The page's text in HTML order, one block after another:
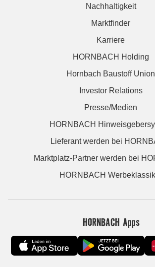
Nachhaltigkeit
Marktfinder
Karriere
HORNBACH Holding
Hornbach Baustoff Union
Investor Relations
Presse/Medien
HORNBACH
Lieferant werden bei
Marktplatz-Partner werden bei
HORNBACH
HORNBACH Apps